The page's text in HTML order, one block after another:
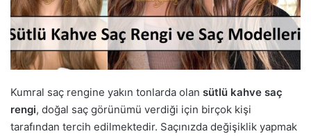
Kumral saç rengine yakın tonlarda olan sütlü kahve saç
rengi, doğal saç görünümü verdiği için birçok kişi
tarafından tercih edilmektedir. Saçınızda değişiklik yapmak